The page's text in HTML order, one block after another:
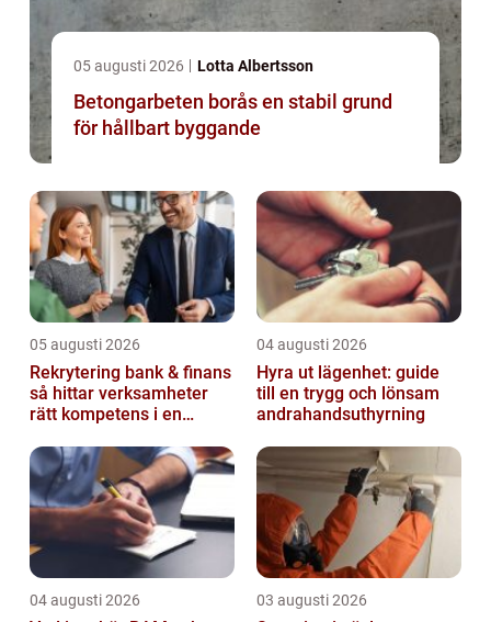
05 augusti 2026 Lotta Albertsson
Betongarbeten borås en stabil grund
för hållbart byggande
05 augusti 2026
Rekrytering bank & finans
så hittar verksamheter
rätt kompetens i en
04 augusti 2026
Hyra ut lägenhet: guide
till en trygg och lönsam
andrahandsuthyrning
04 augusti 2026 03 augusti 2026